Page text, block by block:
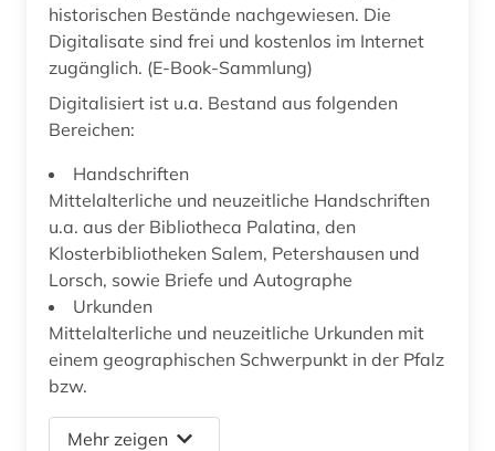
historischen Bestände nachgewiesen. Die
Digitalisate sind frei und kostenlos im Internet
zugänglich. (E-Book-Sammlung)
Digitalisiert ist u.a. Bestand aus folgenden
Bereichen:
Handschriften
Mittelalterliche und neuzeitliche Handschriften
u.a. aus der Bibliotheca Palatina, den
Klosterbibliotheken Salem, Petershausen und
Lorsch, sowie Briefe und Autographe
Urkunden
Mittelalterliche und neuzeitliche Urkunden mit
einem geographischen Schwerpunkt in der Pfalz
bzw.
Mehr zeigen